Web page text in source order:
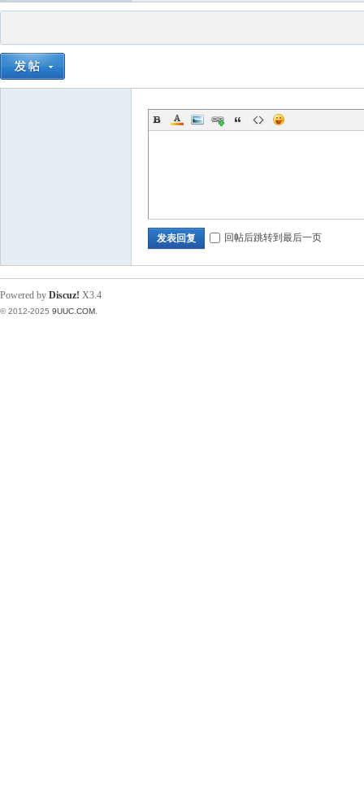
发表回复 回帖后跳转到最后一页
Powered by Discuz! X3.4
© 2012-2025 9UUC.COM